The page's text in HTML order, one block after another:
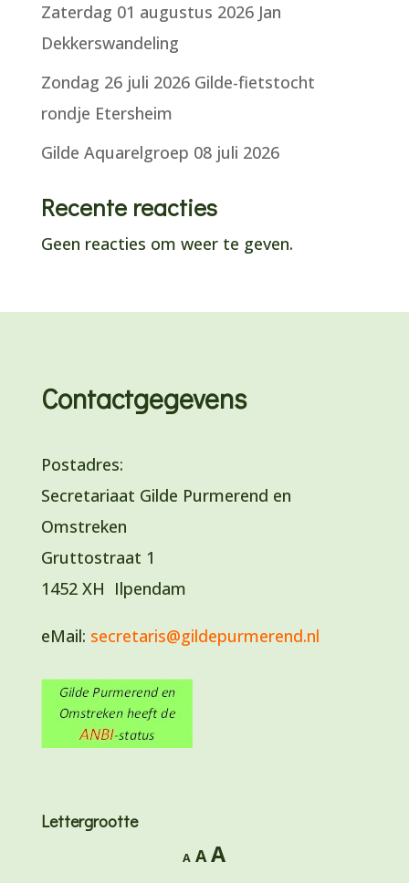
Zaterdag 01 augustus 2026 Jan
Dekkerswandeling
Zondag 26 juli 2026 Gilde-fietstocht
rondje Etersheim
Gilde Aquarelgroep 08 juli 2026
Recente reacties
Geen reacties om weer te geven.
Contactgegevens
Postadres:
Secretariaat Gilde Purmerend en
Omstreken
Gruttostraat 1
1452 XH Ilpendam
eMail: secretaris@gildepurmerend.nl
Lettergrootte
A Lettertype
ALettertype
ALettertype